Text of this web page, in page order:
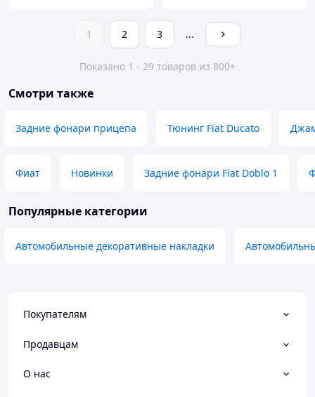
1 2 3 ...
Показано 1 - 29 товаров из 800+
Смотри также
Задние фонари прицепа Тюнинг Fiat Ducato
Фиат Новинки Задние фонари Fiat Doblo 1
Популярные категории
Автомобильные декоративные накладки
Покупателям
Продавцам
О нас